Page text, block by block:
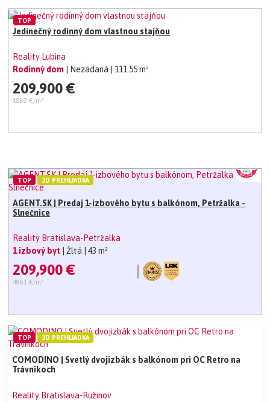
Jedinečný rodinný dom vlastnou stajňou
Reality Lubina
Rodinný dom
| Nezadaná | 111.55 m²
209,900 €
1882 €/m²
TOP
AGENT.SK | Predaj 1-izbového bytu s balkónom, Petržalka -
Slnečnice
Reality Bratislava-Petržalka
1 izbový byt
| Žltá | 43 m²
209,900 €
4881 €/m²
TOP 3D PREHLIADKA
COMODINO | Svetlý dvojizbák s balkónom pri OC Retro na
Trávnikoch
Reality Bratislava-Ružinov
TOP 3D PREHLIADKA